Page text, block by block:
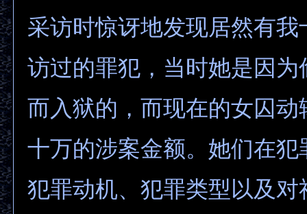
采访时惊讶地发现居然有我
访过的罪犯，当时她是因为
而入狱的，而现在的女囚动
十万的涉案金额。她们在犯
犯罪动机、犯罪类型以及对